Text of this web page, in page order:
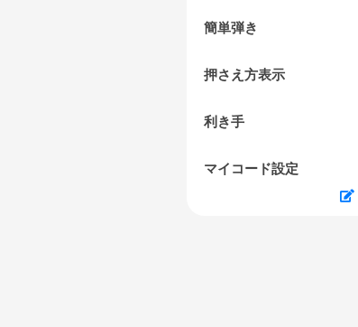
簡単弾き
押さえ方表示
利き手
マイコード設定